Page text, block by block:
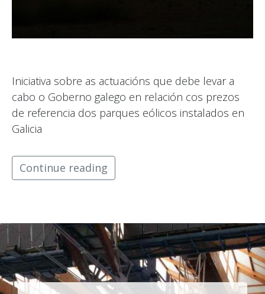
Iniciativa sobre as actuacións que debe levar a
cabo o Goberno galego en relación cos prezos
de referencia dos parques eólicos instalados en
Galicia
Continue reading